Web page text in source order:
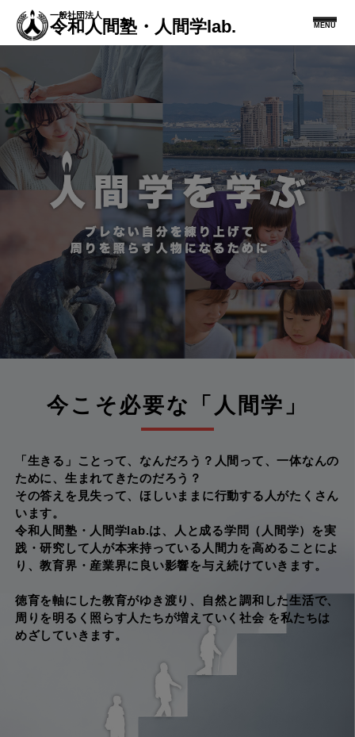
一般社団法人
令和人間塾・人間学lab. MENU
今こそ必要な「人間学」
「生きる」ことって、なんだろう？人間って、一体なんの
ために、生まれてきたのだろう？
その答えを見失って、ほしいままに行動する人がたくさん
います。
令和人間塾・人間学lab.は、人と成る学問（人間学）を実
践・研究して人が本来持っている人間力を高めることによ
り、教育界・産業界に良い影響を与え続けていきます。
徳育を軸にした教育がゆき渡り、自然と調和した生活で、
周りを明るく照らす人たちが増えていく社会 を私たちは
めざしていきます。